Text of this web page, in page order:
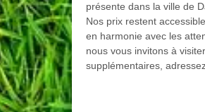
présente dans la ville de
Nos prix restent
en harmonie avec les
nous vous invitons à
supplémentaires,